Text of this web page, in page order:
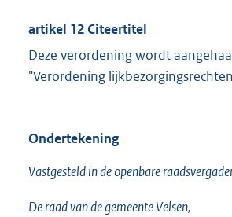
artikel 12 Citeertitel
Deze verordening wordt
"Verordening
Ondertekening
Vastgesteld in de openbare
De raad van de gemeente Velsen,